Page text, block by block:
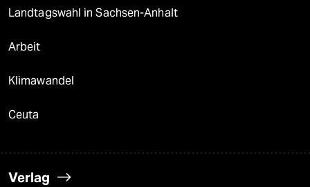
Landtagswahl in Sachsen-Anhalt
Arbeit
Klimawandel
Ceuta
Verlag